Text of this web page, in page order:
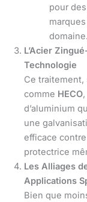
pour
marques
domaine.
L’Acier
Technologie
Ce traitement,
comme HECO
d’aluminium
une
efficace
protectrice
Les Alliages
Applications
Bien que